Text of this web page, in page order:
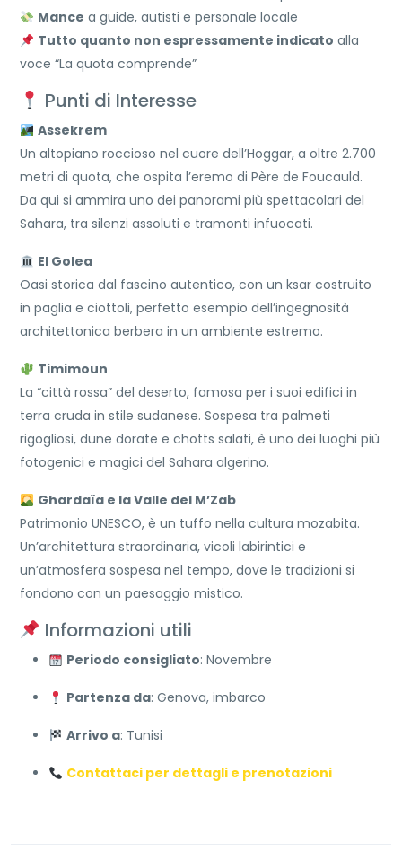
Mance a guide, autisti e personale locale
Tutto quanto non espressamente indicato alla
voce “La quota comprende”
Punti di Interesse
Assekrem
Un altopiano roccioso nel cuore dell’Hoggar, a oltre 2.700
metri di quota, che ospita l’eremo di Père de Foucauld.
Da qui si ammira uno dei panorami più spettacolari del
Sahara, tra silenzi assoluti e tramonti infuocati.
El Golea
Oasi storica dal fascino autentico, con un ksar costruito
in paglia e ciottoli, perfetto esempio dell’ingegnosità
architettonica berbera in un ambiente estremo.
Timimoun
La “città rossa” del deserto, famosa per i suoi edifici in
terra cruda in stile sudanese. Sospesa tra palmeti
rigogliosi, dune dorate e chotts salati, è uno dei luoghi più
fotogenici e magici del Sahara algerino.
Ghardaïa e la Valle del M’Zab
Patrimonio UNESCO, è un tuffo nella cultura mozabita.
Un’architettura straordinaria, vicoli labirintici e
un’atmosfera sospesa nel tempo, dove le tradizioni si
fondono con un paesaggio mistico.
Informazioni utili
Periodo consigliato: Novembre
Partenza da: Genova, imbarco
Arrivo a: Tunisi
Contattaci per dettagli e prenotazioni